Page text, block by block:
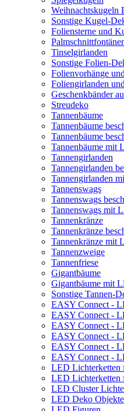
Weihnachtskugeln
Sonstige Kugel-
Foliensterne und
Tinselgirlanden
Sonstige Folien-
Folienvorhänge
Foliengirlanden
Geschenkbänder
Streudeko
Tannenbäume
Tannenbäume
Tannenbäume
Tannenbäume mit
Tannengirlanden
Tannengirlanden
Tannengirlanden
Tannenswags
Tannenswags
Tannenswags mit
Tannenkränze
Tannenkränze
Tannenkränze mit
Tannenzweige
Tannenfriese
Gigantbäume
Gigantbäume mit
Sonstige Tannen-
EASY Connect -
EASY Connect -
EASY Connect -
EASY Connect -
EASY Connect -
EASY Connect -
LED Lichterketten
LED Lichterketten
LED Cluster
LED Deko Objekte